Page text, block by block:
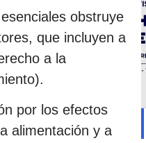
obstruye
que incluyen a
a la
por los efectos
alimentación y a